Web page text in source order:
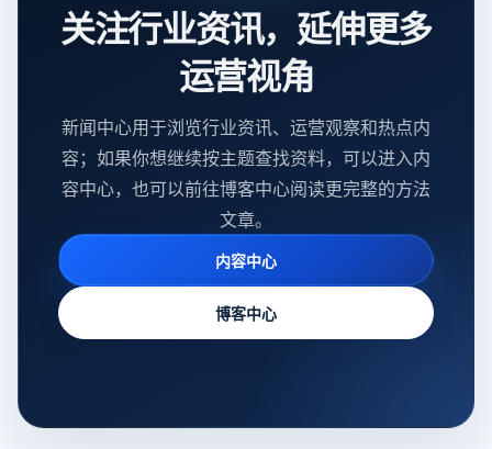
关注行业资讯，延伸更多
运营视角
新闻中心用于浏览行业资讯、运营观察和热点内
容；如果你想继续按主题查找资料，可以进入内
容中心，也可以前往博客中心阅读更完整的方法
文章。
内容中心
博客中心